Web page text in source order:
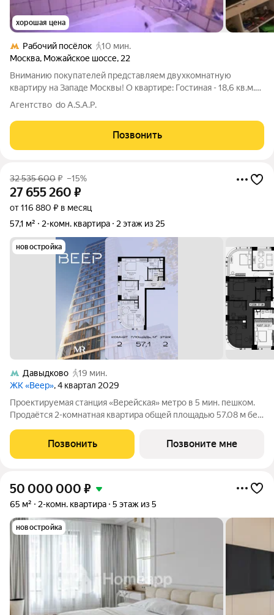
хорошая цена
Рабочий посёлок
10 мин.
Москва, Можайское шоссе, 22
Вниманию покупателей представляем двухкомнатную
квартиру на Западе Москвы! О квартире: Гостиная - 18,6 кв.м.
Детская комната - 9,8 кв.м. Раздельный санузел Окна выходят
Благоустроенная придомовая
Агентство do A.S.A.P.
Позвонить
32 535 600₽ –15%
27 655 260 ₽
от 116 880 ₽ в месяц
57,1 м²
2-комн. квартира 2 этаж из 25
новостройка
Давыдково
19 мин.
ЖК «Веер», 4 квартал 2029
Проектируемая станция «Верейская» метро в 5 мин. пешком.
Продаётся 2-комнатная квартира общей площадью 57.08 м без
вторая очередь жилого комплекса бизнес-класса в
престижном ЗАО, где
Позвонить Позвоните мне
50 000 000 ₽
65 м² 2-комн. квартира 5 этаж из 5
новостройка